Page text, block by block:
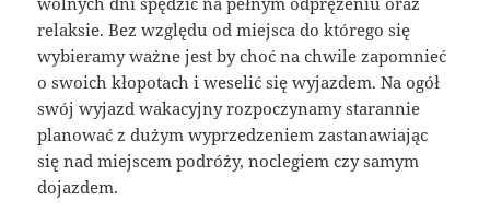
relaksie. Bez względu od miejsca do którego się
wybieramy ważne jest by choć na chwile zapomnieć
o swoich kłopotach i weselić się wyjazdem. Na ogół
swój wyjazd wakacyjny rozpoczynamy starannie
planować z dużym wyprzedzeniem zastanawiając
się nad miejscem podróży, noclegiem czy samym
dojazdem.